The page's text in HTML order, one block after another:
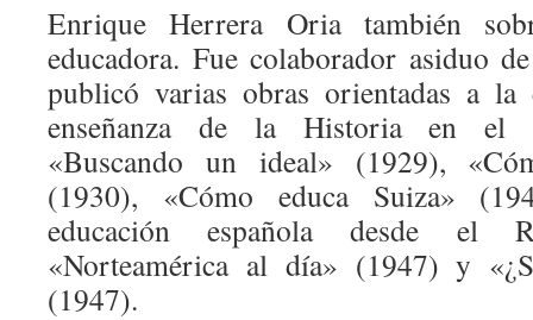
Enrique Herrera Oria también
educadora. Fue colaborador asiduo
publicó varias obras orientadas a la
enseñanza de la Historia en el
«Buscando un ideal» (1929),
(1930), «Cómo educa Suiza»
educación española desde el
«Norteamérica al día» (1947) y
(1947).